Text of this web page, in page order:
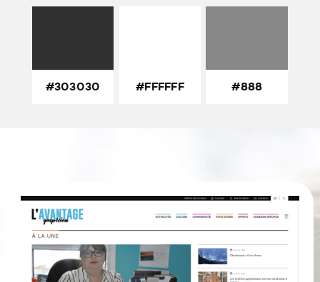
#303030 #FFFFFF #888